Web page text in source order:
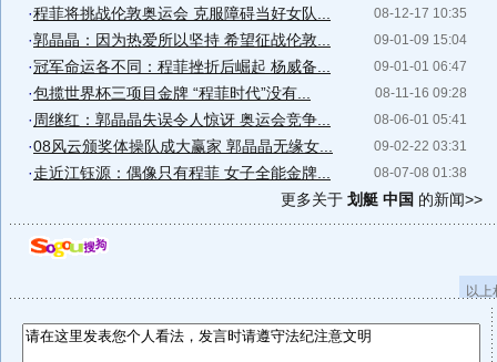
08-12-17 10:35
·程菲将挑战伦敦奥运会 克服障碍当好女队...
09-01-09 15:04
·郭晶晶：因为热爱所以坚持 希望征战伦敦...
09-01-01 06:47
·冠军命运各不同：程菲挫折后崛起 杨威备...
08-11-16 09:28
·包揽世界杯三项目金牌 “程菲时代”没有...
08-06-01 05:41
· 周继红：郭晶晶失误令人惊讶 奥运会竞争...
09-02-22 03:31
·08风云颁奖体操队成大赢家 郭晶晶无缘女...
08-07-08 01:38
·走近江钰源：偶像只有程菲 女子全能金牌...
更多关于 划艇 中国 的新闻>>
以